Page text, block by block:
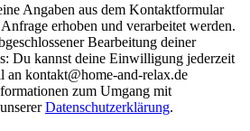
Angaben aus dem Kontaktformular
erhoben und verarbeitet werden.
Bearbeitung deiner
Du kannst deine Einwilligung jederzeit
kontakt@home-and-relax.de
zum Umgang mit
Datenschutzerklärung.